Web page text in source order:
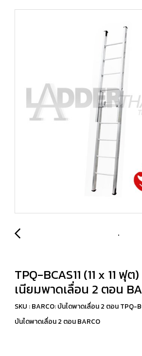
TPQ-BCAS11 (11 x 11 ฟุ
เนียมพาดเลื่อน 2 ตอน
SKU : BARCO: บันไดพาดเลื่อน 2 ตอน TPQ-
บันไดพาดเลื่อน 2 ตอน BARCO